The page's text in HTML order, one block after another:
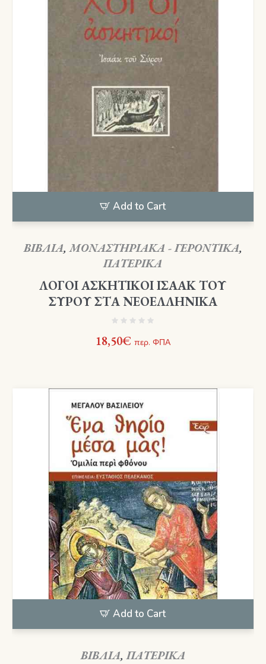
Add to Cart
ΒΙΒΛΙΑ,ΜΟΝΑΣΤΗΡΙΑΚΑ - ΓΕΡΟΝΤΙΚΑ,
ΠΑΤΕΡΙΚΑ
ΛΟΓΟΙ ΑΣΚΗΤΙΚΟΙ ΙΣΑΑΚ ΤΟΥ
ΣΥΡΟΥ ΣΤΑ ΝΕΟΕΛΛΗΝΙΚΑ
18,50€ περ. ΦΠΑ
Add to Cart
ΒΙΒΛΙΑ,ΠΑΤΕΡΙΚΑ